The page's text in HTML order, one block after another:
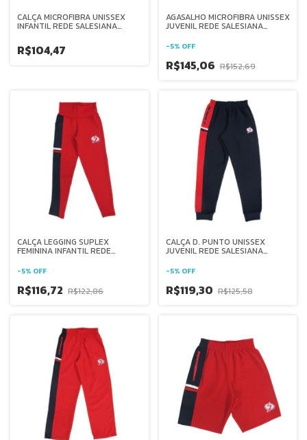
CALÇA MICROFIBRA UNISSEX
INFANTIL REDE SALESIANA
R$104,47
AGASALHO MICROFIBRA UNISSEX
JUVENIL REDE SALESIANA
-5% OFF
R$145,06 R$152,69
CALÇA LEGGING SUPLEX
FEMININA INFANTIL REDE
-5% OFF
R$116,72 R$122,86
CALÇA D. PUNTO UNISSEX
JUVENIL REDE SALESIANA
-5% OFF
R$119,30 R$125,58